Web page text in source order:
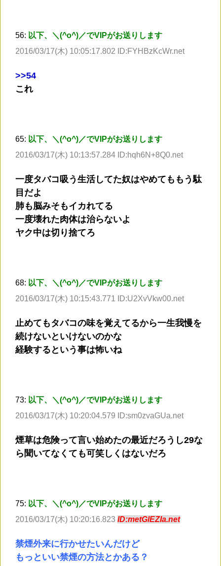
56: 以下、＼(^o^)／でVIPがお送りします
2016/03/17(木) 10:05:17.802 ID:FYHBzKcWr.net
>>54
これ
65: 以下、＼(^o^)／でVIPがお送りします
2016/03/17(木) 10:13:57.284 ID:hqh6N+8Q0.net
一度タバコ吸う生活してた奴はやめてももう駄
目だよ
肺も脳みそもイカれてる
一度壊れた肉体は治らないよ
ヤク中は切り捨てろ
68: 以下、＼(^o^)／でVIPがお送りします
2016/03/17(木) 10:15:43.771 ID:U2XvVkw00.net
止めてもタバコの味を覚えてるから一生我慢を
続けないといけないのかな
経験するという事は怖いね
73: 以下、＼(^o^)／でVIPがお送りします
2016/03/17(木) 10:20:04.579 ID:sm0zvaGUa.net
煙草は危険って言い始めたの最近だろうし29な
ら聞いてなくても可笑しくはないだろ
75: 以下、＼(^o^)／でVIPがお送りします
2016/03/17(木) 10:20:16.823 ID:metGlEZIa.net
禁煙外来に行かせたいんだけど
もっといい禁煙の方法とかある？